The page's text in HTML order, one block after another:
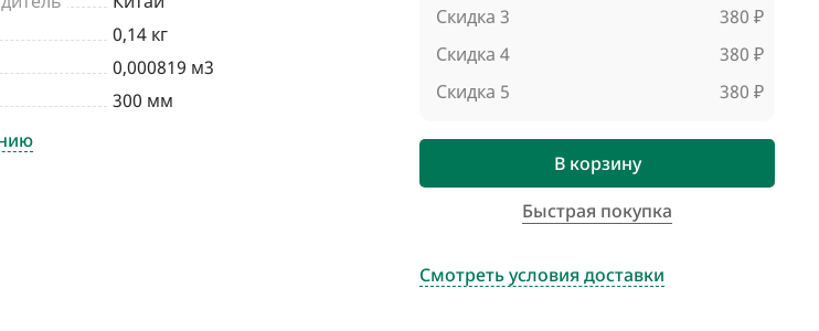
0,14 кг
0,000819 м3
300 мм
Скидка 3
380 ₽
Скидка 4
380 ₽
Скидка 5
380 ₽
В корзину
Быстрая покупка
Смотреть условия доставки